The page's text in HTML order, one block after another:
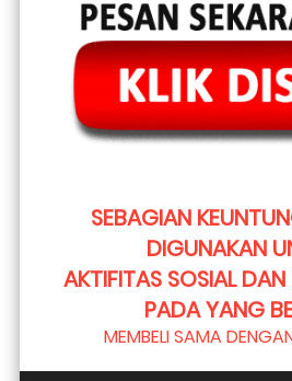
SEBAGIAN
DIGUNAKAN
AKTIFITAS SOSIAL
PADA YANG
MEMBELI SAMA